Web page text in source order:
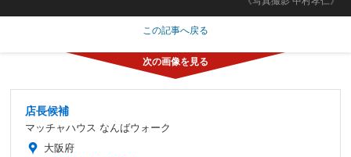
この記事へ戻る
店長候補
マッチャハウス なんばウォーク
大阪府